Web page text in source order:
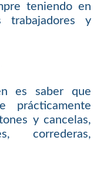
teniendo en
trabajadores y
es saber que
prácticamente
y cancelas,
correderas,